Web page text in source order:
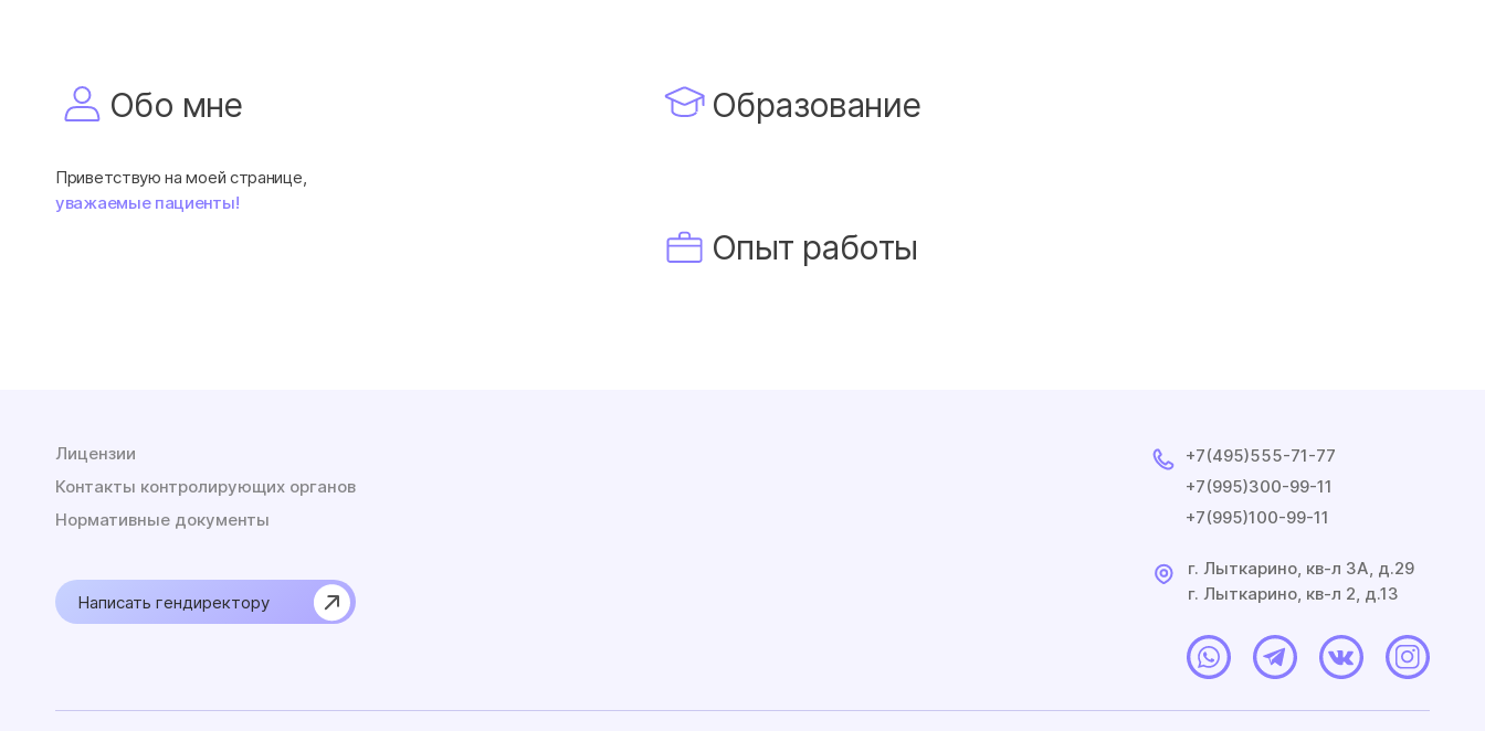
Обо мне
Приветствую на моей странице,
уважаемые пациенты!
Образование
Опыт работы
Лицензии
Контакты контролирующих органов
Нормативные документы
Написать гендиректору
+7(495)555-71-77
+7(995)300-99-11
+7(995)100-99-11
г. Лыткарино, кв-л 3A, д.29
г. Лыткарино, кв-л 2, д.13